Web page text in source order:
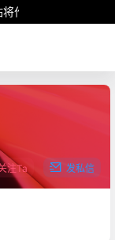
作为行业资讯共享
注Ta 发私信